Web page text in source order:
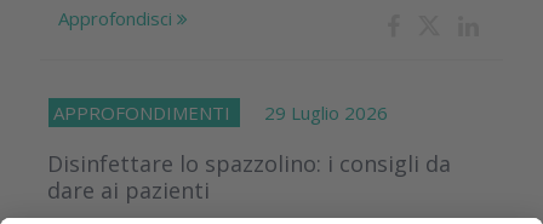
Approfondisci
APPROFONDIMENTI 29 Luglio 2026
Disinfettare lo spazzolino: i consigli da
dare ai pazienti